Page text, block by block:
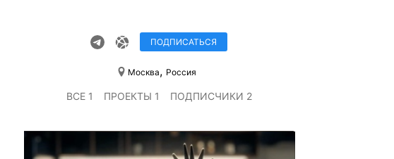
ПОДПИСАТЬСЯ
Москва, Россия
ВСЕ 1 ПРОЕКТЫ 1 ПОДПИСЧИКИ 2